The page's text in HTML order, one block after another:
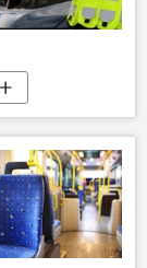
Государственная служба охраны государственной границы (VSAT)